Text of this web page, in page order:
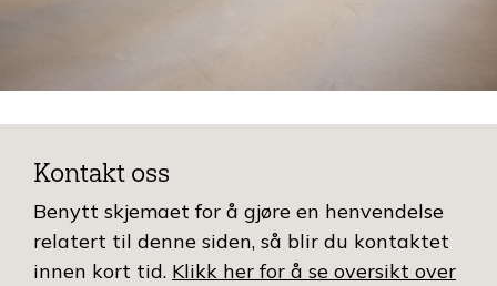
Kontakt oss
Benytt skjemaet for å gjøre en henvendelse
relatert til denne siden, så blir du kontaktet
innen kort tid. Klikk her for å se oversikt over